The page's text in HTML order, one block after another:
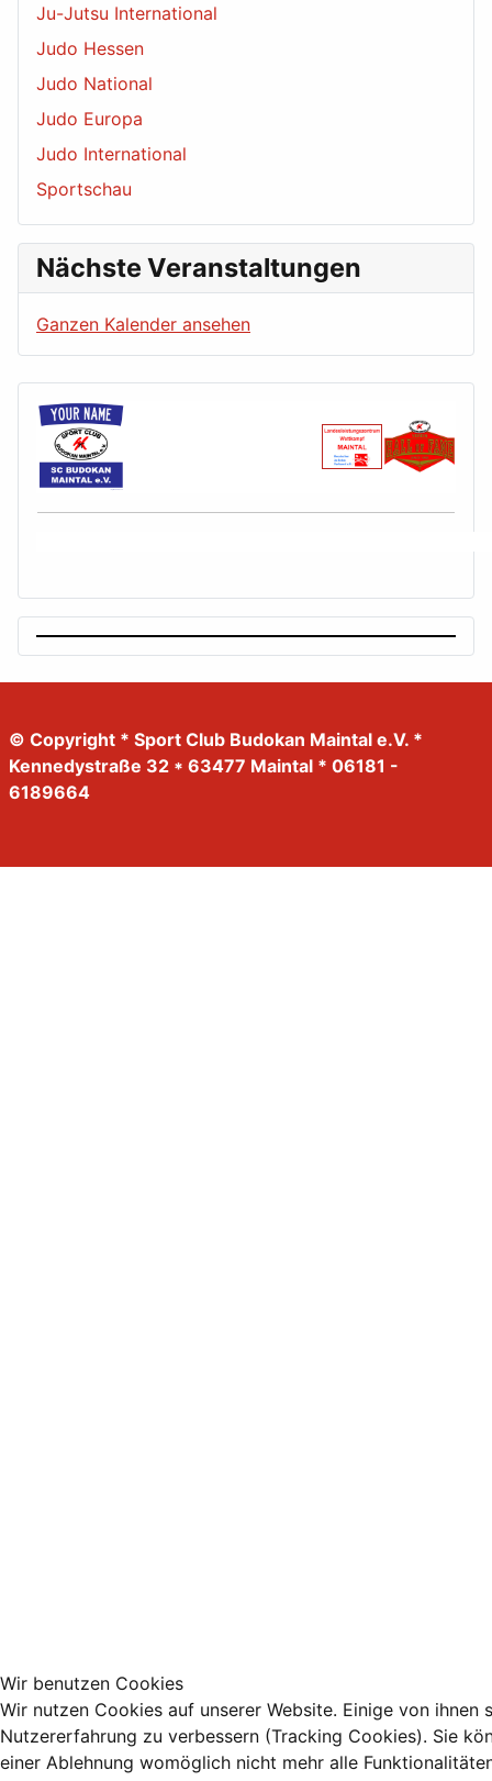
Ju-Jutsu International
Judo Hessen
Judo National
Judo Europa
Judo International
Sportschau
Nächste Veranstaltungen
Ganzen Kalender ansehen
© Copyright * Sport Club Budokan Maintal e.V. *
Kennedystraße 32 * 63477 Maintal * 06181 -
6189664
Wir benutzen Cookies
Wir nutzen Cookies auf unserer Website. Einige von
Nutzererfahrung zu verbessern (Tracking Cookies). Sie
einer Ablehnung womöglich nicht mehr alle